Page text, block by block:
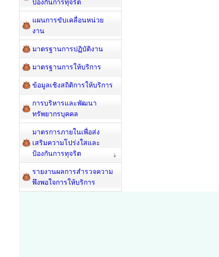
ป้องกันการทุจริต
แผนการขับเคลื่อนหน่วย
งาน
มาตรฐานการปฏิบัติงาน
มาตรฐานการให้บริการ
ข้อมูลเชิงสถิติการให้บริการ
การบริหารและพัฒนา
ทรัพยากรบุคคล
มาตรการภายในเพื่อส่ง
เสริมความโปร่งใสและ
ป้องกันการทุจริต
รายงานผลการสำรวจความ
พึงพอใจการให้บริการ